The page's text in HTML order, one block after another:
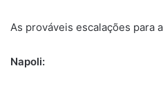
As prováveis escalações para
Napoli: